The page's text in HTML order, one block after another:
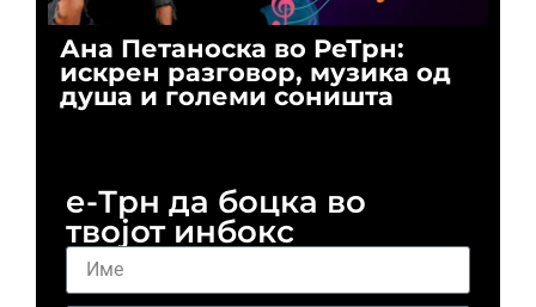
Ана Петаноска во РеТрн:
искрен разговор, музика од
душа и големи соништа
е-Трн да боцка во
твојот инбокс